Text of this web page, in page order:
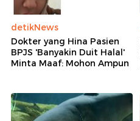
detikNews
Dokter yang Hina Pasien
BPJS 'Banyakin Duit Halal'
Minta Maaf: Mohon Ampun